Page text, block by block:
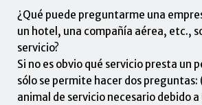
¿Qué puede preguntarme una
un hotel, una compañía aérea, etc.,
servicio?
Si no es obvio qué servicio presta un
sólo se permite hacer dos preguntas:
animal de servicio necesario debido